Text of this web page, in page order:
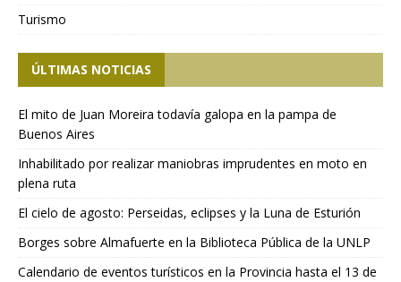
Turismo
ÚLTIMAS NOTICIAS
El mito de Juan Moreira todavía galopa en la pampa de
Buenos Aires
Inhabilitado por realizar maniobras imprudentes en moto en
plena ruta
El cielo de agosto: Perseidas, eclipses y la Luna de Esturión
Borges sobre Almafuerte en la Biblioteca Pública de la UNLP
Calendario de eventos turísticos en la Provincia hasta el 13 de